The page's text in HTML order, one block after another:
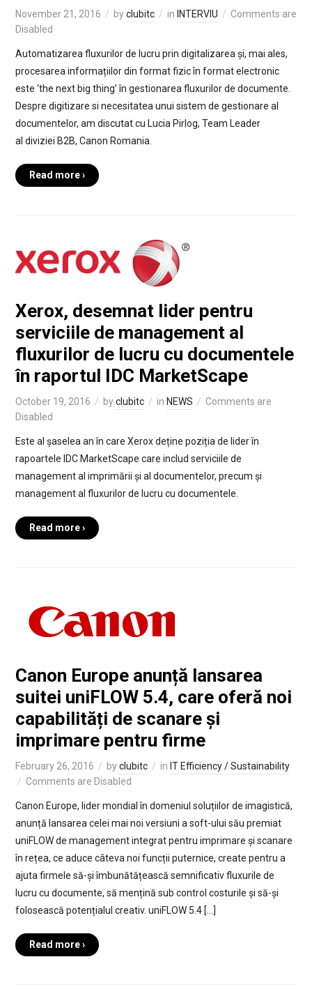
November 21, 2016 byclubitc in INTERVIU
Comments are
Disabled
Automatizarea fluxurilor de lucru prin digitalizarea și, mai ales,
procesarea informațiilor din format fizic în format electronic
este ‘the next big thing’ în gestionarea fluxurilor de documente.
Despre digitizare si necesitatea unui sistem de gestionare al
documentelor, am discutat cu Lucia Pirlog, Team Leader
al diviziei B2B, Canon Romania.
Read more ›
Xerox, desemnat lider pentru
serviciile de management al
fluxurilor de lucru cu documentele
în raportul IDC MarketScape
October 19, 2016 byclubitc in NEWS
Comments are
Disabled
Este al șaselea an în care Xerox deține poziția de lider în
rapoartele IDC MarketScape care includ serviciile de
management al imprimării și al documentelor, precum și
management al fluxurilor de lucru cu documentele.
Read more ›
Canon Europe anunță lansarea
suitei uniFLOW 5.4, care oferă noi
capabilități de scanare și
imprimare pentru firme
February 26, 2016 byclubitc in IT Efficiency / Sustainability
Comments are Disabled
Canon Europe, lider mondial în domeniul soluțiilor de imagistică,
anunță lansarea celei mai noi versiuni a soft-ului său premiat
uniFLOW de management integrat pentru imprimare și scanare
în rețea, ce aduce câteva noi funcții puternice, create pentru a
ajuta firmele să-și îmbunătățească semnificativ fluxurile de
lucru cu documente, să mențină sub control costurile și să-și
folosească potențialul creativ. uniFLOW 5.4 […]
Read more ›